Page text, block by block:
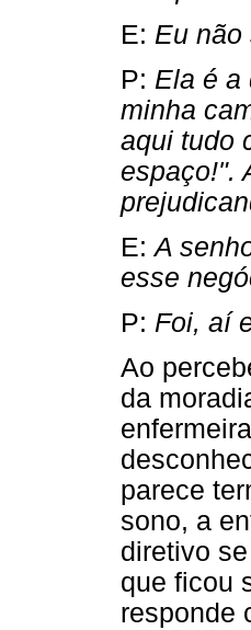
E: Eu não
P: Ela é a
minha
aqui tudo
espaço!".
E:A
esse
P: Foi, aí
Ao
da
parece
sono, a
diretivo
que ficou
responde